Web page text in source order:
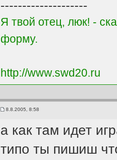
--------------------
Я твой отец, люк! -
форму.
http://www.swd20.ru
8.8.2005, 8:58
а как там идет
типо ты пишиш